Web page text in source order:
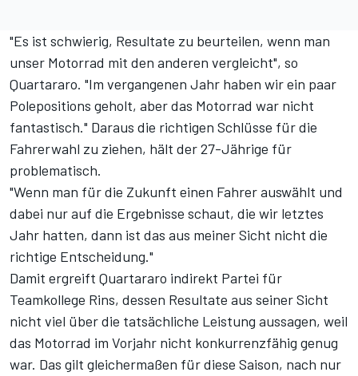
"Es ist schwierig, Resultate zu beurteilen, wenn man
unser Motorrad mit den anderen vergleicht", so
Quartararo. "Im vergangenen Jahr haben wir ein paar
Polepositions geholt, aber das Motorrad war nicht
fantastisch." Daraus die richtigen Schlüsse für die
Fahrerwahl zu ziehen, hält der 27-Jährige für
problematisch.
"Wenn man für die Zukunft einen Fahrer auswählt und
dabei nur auf die Ergebnisse schaut, die wir letztes
Jahr hatten, dann ist das aus meiner Sicht nicht die
richtige Entscheidung."
Damit ergreift Quartararo indirekt Partei für
Teamkollege Rins, dessen Resultate aus seiner Sicht
nicht viel über die tatsächliche Leistung aussagen, weil
das Motorrad im Vorjahr nicht konkurrenzfähig genug
war. Das gilt gleichermaßen für diese Saison, nach nur